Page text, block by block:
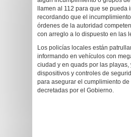
llamen al 112 para que se pueda
recordando que el
órdenes de la autoridad
con arreglo a lo dispuesto en las
Los policías locales están
informando en vehículos con
ciudad y en quads por las playas,
dispositivos y controles de
para asegurar el cumplimiento
decretadas por el Gobierno.